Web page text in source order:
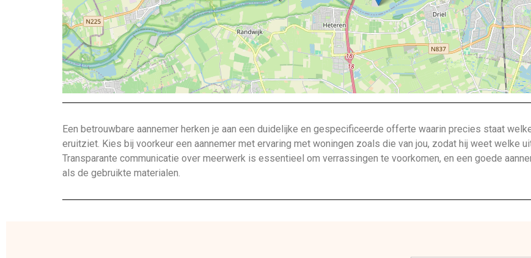
Een betrouwbare aannemer herken je aan een duidelijke en gespecificeerde offerte waarin precies staat
eruitziet. Kies bij voorkeur een aannemer met ervaring met woningen zoals die van jou, zodat hij weet welke
Transparante communicatie over meerwerk is essentieel om verrassingen te voorkomen, en een goede
als de gebruikte materialen.